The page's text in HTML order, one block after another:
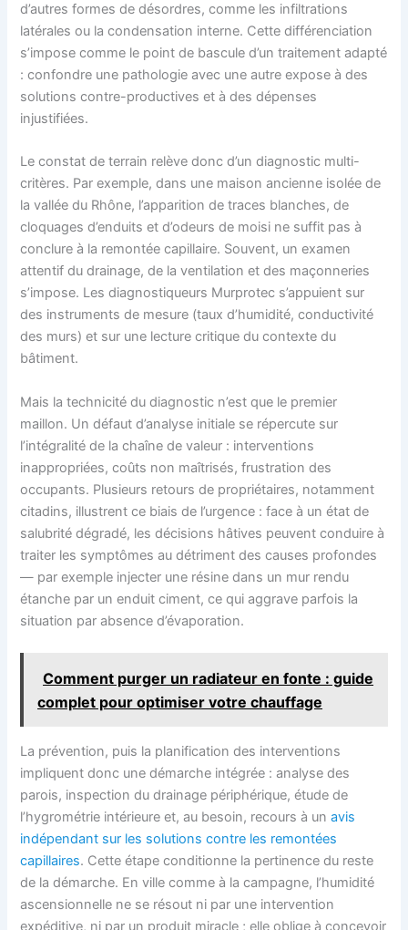
d’autres formes de désordres, comme les infiltrations
latérales ou la condensation interne. Cette différenciation
s’impose comme le point de bascule d’un traitement adapté
: confondre une pathologie avec une autre expose à des
solutions contre-productives et à des dépenses
injustifiées.
Le constat de terrain relève donc d’un diagnostic multi-
critères. Par exemple, dans une maison ancienne isolée de
la vallée du Rhône, l’apparition de traces blanches, de
cloquages d’enduits et d’odeurs de moisi ne suffit pas à
conclure à la remontée capillaire. Souvent, un examen
attentif du drainage, de la ventilation et des maçonneries
s’impose. Les diagnostiqueurs Murprotec s’appuient sur
des instruments de mesure (taux d’humidité, conductivité
des murs) et sur une lecture critique du contexte du
bâtiment.
Mais la technicité du diagnostic n’est que le premier
maillon. Un défaut d’analyse initiale se répercute sur
l’intégralité de la chaîne de valeur : interventions
inappropriées, coûts non maîtrisés, frustration des
occupants. Plusieurs retours de propriétaires, notamment
citadins, illustrent ce biais de l’urgence : face à un état de
salubrité dégradé, les décisions hâtives peuvent conduire à
traiter les symptômes au détriment des causes profondes
— par exemple injecter une résine dans un mur rendu
étanche par un enduit ciment, ce qui aggrave parfois la
situation par absence d’évaporation.
Comment purger un radiateur en fonte : guide
complet pour optimiser votre chauffage
La prévention, puis la planification des interventions
impliquent donc une démarche intégrée : analyse des
parois, inspection du drainage périphérique, étude de
l’hygrométrie intérieure et, au besoin, recours à unavis
indépendant sur les solutions contre les remontées
capillaires. Cette étape conditionne la pertinence du reste
de la démarche. En ville comme à la campagne, l’humidité
ascensionnelle ne se résout ni par une intervention
expéditive, ni par un produit miracle ; elle oblige à concevoir